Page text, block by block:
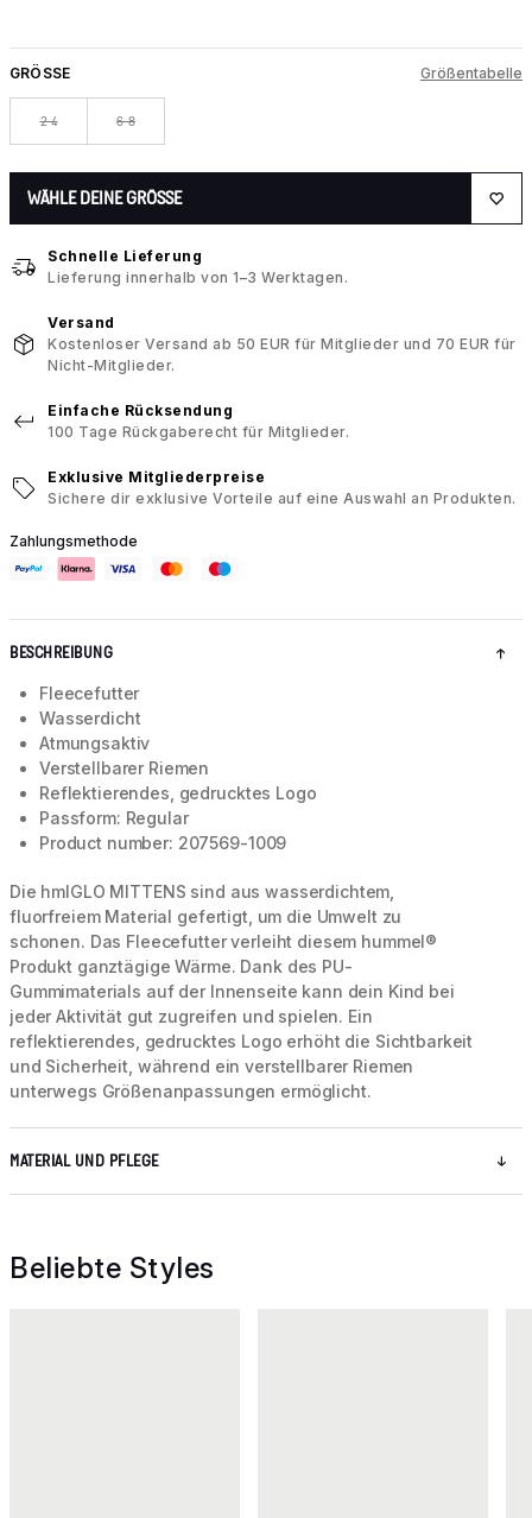
GRÖSSE Größentabelle
2-4 6-8
WÄHLE DEINE GRÖSSE
Schnelle Lieferung
Lieferung innerhalb von 1–3 Werktagen.
Versand
Kostenloser Versand ab 50 EUR für Mitglieder und 70 EUR für
Nicht-Mitglieder.
Einfache Rücksendung
100 Tage Rückgaberecht für Mitglieder.
Exklusive Mitgliederpreise
Sichere dir exklusive Vorteile auf eine Auswahl an Produkten.
Zahlungsmethode
BESCHREIBUNG
Fleecefutter
Wasserdicht
Atmungsaktiv
Verstellbarer Riemen
Reflektierendes, gedrucktes Logo
Passform: Regular
Product number: 207569-1009
Die hmlGLO MITTENS sind aus wasserdichtem,
fluorfreiem Material gefertigt, um die Umwelt zu
schonen. Das Fleecefutter verleiht diesem hummel®
Produkt ganztägige Wärme. Dank des PU-
Gummimaterials auf der Innenseite kann dein Kind bei
jeder Aktivität gut zugreifen und spielen. Ein
reflektierendes, gedrucktes Logo erhöht die Sichtbarkeit
und Sicherheit, während ein verstellbarer Riemen
unterwegs Größenanpassungen ermöglicht.
MATERIAL UND PFLEGE
Beliebte Styles